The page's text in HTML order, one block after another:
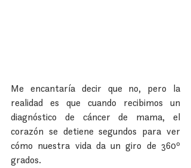
Me encantaría decir que no, pero la
realidad es que cuando recibimos un
diagnóstico de cáncer de mama, el
corazón se detiene segundos para ver
cómo nuestra vida da un giro de 360º
grados.